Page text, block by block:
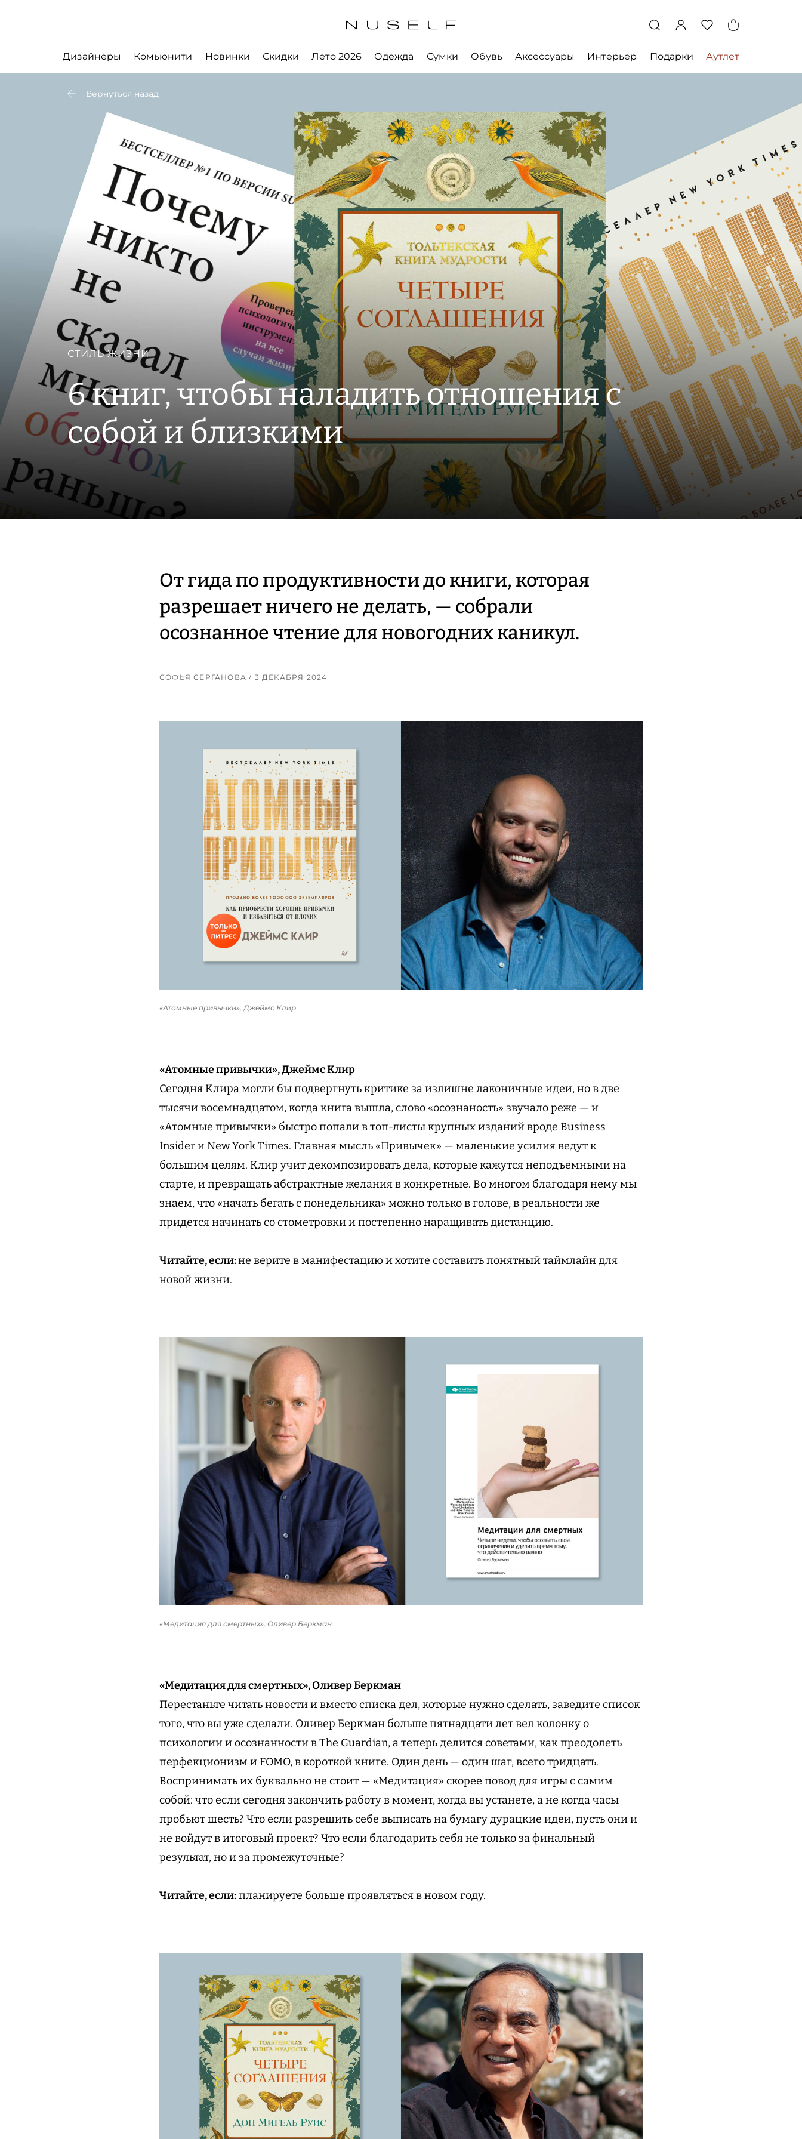
Дизайнеры Комьюнити Новинки Скидки Лето 2026 Одежда Сумки Обувь Аксессуары Интерьер Подарки Аутлет
Вернуться назад
СТИЛЬ ЖИЗНИ
6 книг, чтобы наладить отношения с
собой и близкими
От гида по продуктивности до книги, которая
разрешает ничего не делать, — собрали
осознанное чтение для новогодних каникул.
СОФЬЯ СЕРГАНОВА/ 3 ДЕКАБРЯ 2024
«Атомные привычки», Джеймс Клир
«Атомные привычки», Джеймс Клир
Сегодня Клира могли бы подвергнуть критике за излишне лаконичные идеи, но в две
тысячи восемнадцатом, когда книга вышла, слово «осознаность» звучало реже — и
«Атомные привычки» быстро попали в топ-листы крупных изданий вроде Business
Insider и New York Times. Главная мысль «Привычек» — маленькие усилия ведут к
большим целям. Клир учит декомпозировать дела, которые кажутся неподъемными на
старте, и превращать абстрактные желания в конкретные. Во многом благодаря нему мы
знаем, что «начать бегать с понедельника» можно только в голове, в реальности же
придется начинать со стометровки и постепенно наращивать дистанцию.
Читайте, если:не верите в манифестацию и хотите составить понятный таймлайн для
новой жизни.
«Медитация для смертных», Оливер Беркман
«Медитация для смертных», Оливер Беркман
Перестаньте читать новости и вместо списка дел, которые нужно сделать, заведите список
того, что вы уже сделали. Оливер Беркман больше пятнадцати лет вел колонку о
психологии и осознанности в The Guardian, а теперь делится советами, как преодолеть
перфекционизм и FOMO, в короткой книге. Один день — один шаг, всего тридцать.
Воспринимать их буквально не стоит — «Медитация» скорее повод для игры с самим
собой: что если сегодня закончить работу в момент, когда вы устанете, а не когда часы
пробьют шесть? Что если разрешить себе выписать на бумагу дурацкие идеи, пусть они и
не войдут в итоговый проект? Что если благодарить себя не только за финальный
результат, но и за промежуточные?
Читайте, если:планируете больше проявляться в новом году.